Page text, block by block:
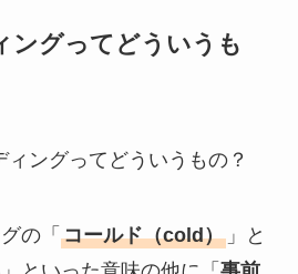
ングってどういうも
の「 コールド（cold）」と